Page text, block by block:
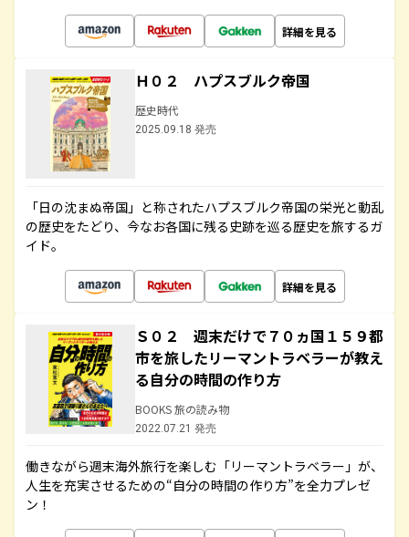
詳細を見る
Ｈ０２ ハプスブルク帝国
歴史時代
2025.09.18 発売
「日の沈まぬ帝国」と称されたハプスブルク帝国の栄光と動乱
の歴史をたどり、今なお各国に残る史跡を巡る歴史を旅するガ
イド。
詳細を見る
Ｓ０２ 週末だけで７０ヵ国１５９都
市を旅したリーマントラベラーが教え
る自分の時間の作り方
BOOKS 旅の読み物
2022.07.21 発売
働きながら週末海外旅行を楽しむ「リーマントラベラー」が、
人生を充実させるための“自分の時間の作り方”を全力プレゼ
ン！